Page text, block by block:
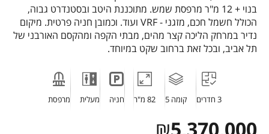
בנוי + 12 מ"ר מרפסת שמש. מתוכננת היטב ובסטנדרט גבוה,
הכולל חשמל חכם, מזגני - VRF ועוד. וכמובן חניה פרטית. מיקום
נדיר במרחק הליכה קצר מהים, מבתי הקפה ומהקסם האורבני של
תל אביב, ובכל זאת ברחוב שקט במיוחד.
3 חדרים קומה 5 82 מ"ר חניה מעלית מרפסת